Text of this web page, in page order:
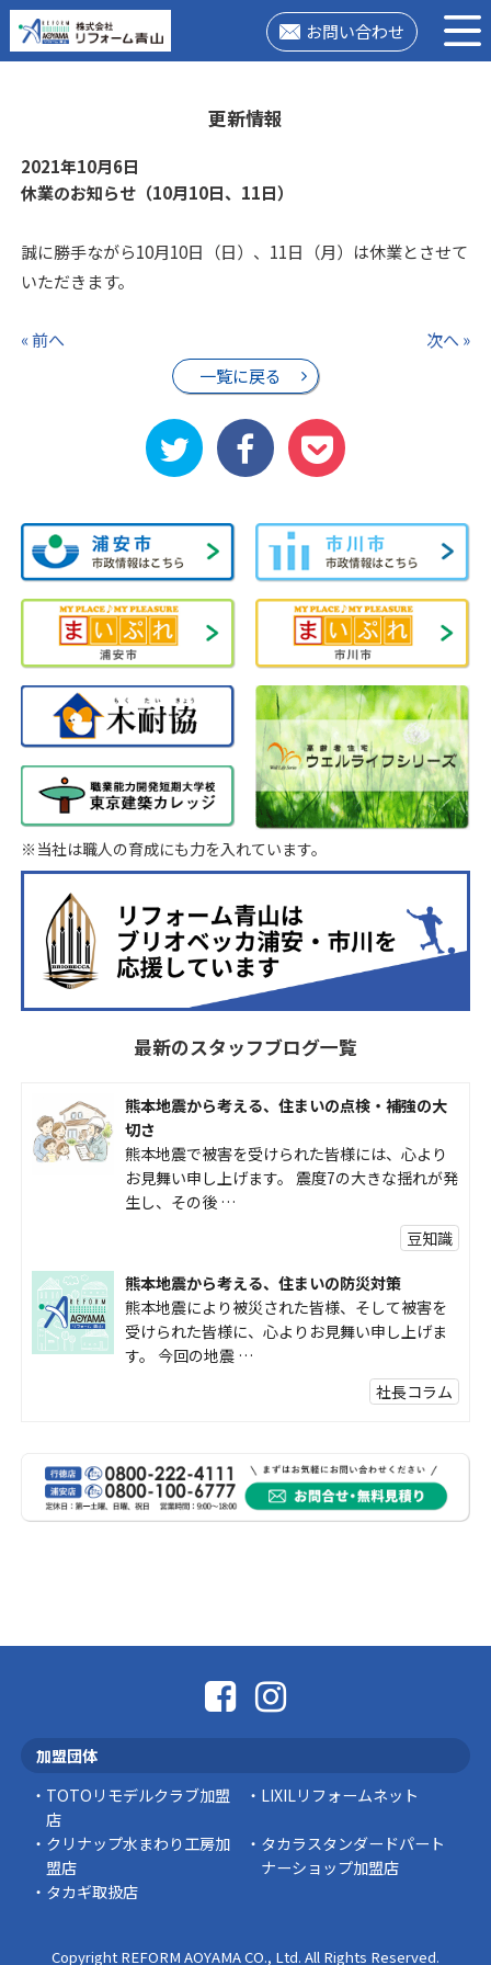
お問い合わせ
更新情報
2021年10月6日
休業のお知らせ（10月10日、11日）
誠に勝手ながら10月10日（日）、11日（月）は休業とさせて
いただきます。
« 前へ
一覧に戻る
次へ »
※当社は職人の育成にも力を入れています。
最新のスタッフブログ一覧
熊本地震から考える、住まいの点検・補強の大
切さ
熊本地震で被害を受けられた皆様には、心より
お見舞い申し上げます。 震度7の大きな揺れが発
生し、その後 …
豆知識
熊本地震から考える、住まいの防災対策
熊本地震により被災された皆様、そして被害を
受けられた皆様に、心よりお見舞い申し上げま
す。 今回の地震 …
社長コラム
外壁の色あせやひび割れが気になり始めると、
「そろそろ塗り替えが必要かな？」 「訪問営業
に勧められた …
中にインターホンが鳴っていた… 宅配便を受 …
加盟団体
TOTOリモデルクラブ加盟
店
LIXILリフォームネット
クリナップ水まわり工房加
盟店
タカラスタンダードパート
ナーショップ加盟店
タカギ取扱店
Copyright REFORM AOYAMA CO., Ltd. All Rights Reserved.